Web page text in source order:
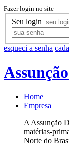
Fazer login no site
Seu login
esqueci a senha
Home
Empresa
A Assunção
matérias-
Norte do